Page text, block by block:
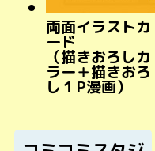
両面イラストカ
ード
（描きおろしカ
ラー＋描きおろ
し１P漫画）